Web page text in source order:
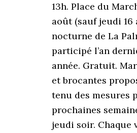
13h. Place du
août (sauf jeudi 16
nocturne de La
participé l’an
année. Gratuit.
et brocantes
tenu des mesures
prochaines
jeudi soir. Chaque